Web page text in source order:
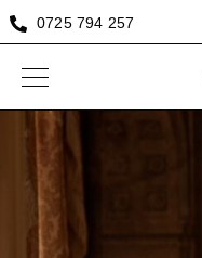
0725 794 257